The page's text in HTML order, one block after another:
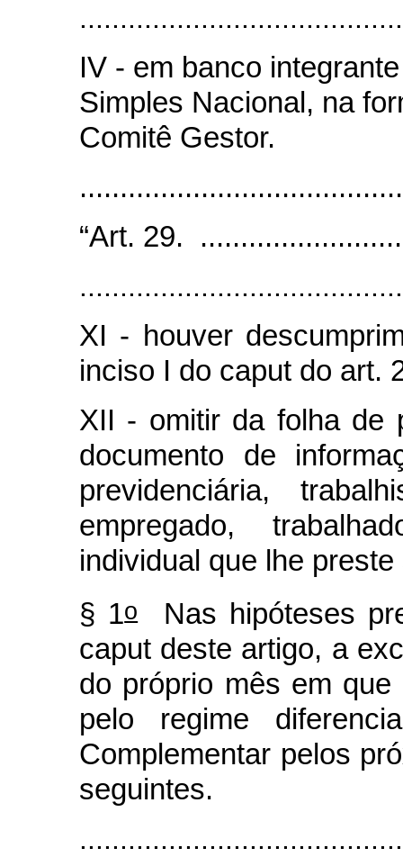
IV - em banco
Simples Nacional, na
Comitê Gestor.
“Art. 29.
XI - houver
inciso I do caput do art.
XII - omitir da folha de
documento de
previdenciária,
empregado,
individual que lhe
§ 1oNas hipóteses
caput deste artigo, a
do próprio mês em
pelo regime
Complementar pelos
seguintes.